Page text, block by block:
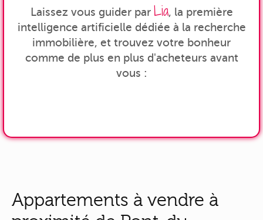
Laissez vous guider par Lia, la première
intelligence artificielle dédiée à la recherche
immobilière, et trouvez votre bonheur
comme de plus en plus d'acheteurs avant
vous :
Appartements à vendre à